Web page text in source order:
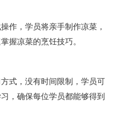
作，学员将亲手制作凉菜，
握凉菜的烹饪技巧。
式，没有时间限制，学员可
，确保每位学员都能够得到